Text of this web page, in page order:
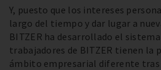
Y, puesto que los intereses
largo del tiempo y dar lugar a
BITZER ha desarrollado el
trabajadores de BITZER tienen la
ámbito empresarial diferente tras